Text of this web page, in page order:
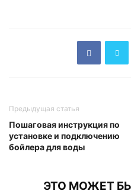
Предыдущая статья
Пошаговая инструкция по
установке и подключению
бойлера для воды
ЭТО МОЖЕТ